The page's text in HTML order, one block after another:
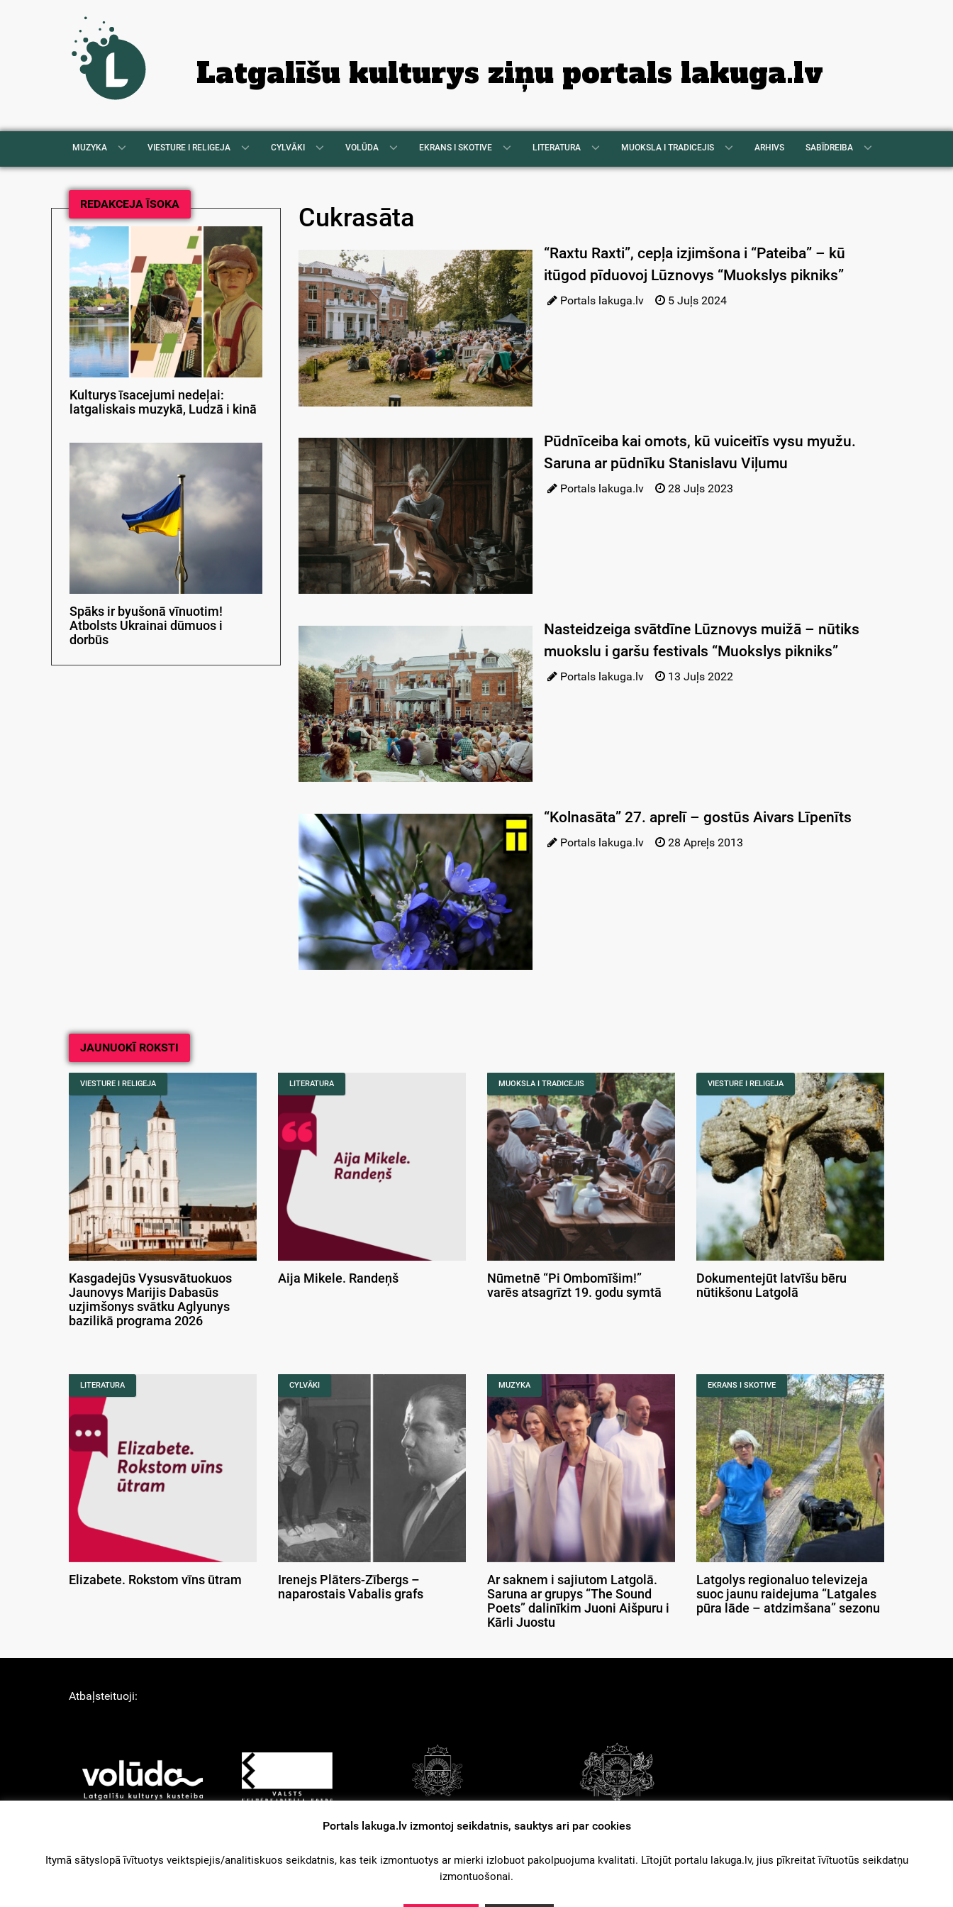
Latgalīšu kulturys ziņu portals lakuga.lv
MUZYKA VIESTURE I RELIGEJA CYLVĀKI VOLŪDA EKRANS I SKOTIVE LITERATURA MUOKSLA I TRADICEJIS ARHIVS SABĪDREIBA
REDAKCEJA ĪSOKA
Kulturys īsacejumi nedeļai:
latgaliskais muzykā, Ludzā i kinā
Spāks ir byušonā vīnuotim!
Atbolsts Ukrainai dūmuos i
dorbūs
Cukrasāta
“Raxtu Raxti”, cepļa izjimšona i “Pateiba” – kū
itūgod pīduovoj Lūznovys “Muokslys pikniks”
Portals lakuga.lv 5 Juļs 2024
Pūdnīceiba kai omots, kū vuiceitīs vysu myužu.
Saruna ar pūdnīku Stanislavu Viļumu
Portals lakuga.lv 28 Juļs 2023
Nasteidzeiga svātdīne Lūznovys muižā – nūtiks
muokslu i garšu festivals “Muokslys pikniks”
Portals lakuga.lv 13 Juļs 2022
“Kolnasāta” 27. aprelī – gostūs Aivars Līpenīts
Portals lakuga.lv 28 Apreļs 2013
JAUNUOKĪ ROKSTI
VIESTURE I RELIGEJA
Kasgadejūs Vysusvātuokuos
Jaunovys Marijis Dabasūs
uzjimšonys svātku Aglyunys
bazilikā programa 2026
LITERATURA
Aija Mikele. Randeņš
MUOKSLA I TRADICEJIS
Nūmetnē “Pi Ombomīšim!”
varēs atsagrīzt 19. godu symtā
VIESTURE I RELIGEJA
Dokumentejūt latvīšu bēru
nūtikšonu Latgolā
LITERATURA
Elizabete. Rokstom vīns ūtram
CYLVĀKI
Irenejs Plāters-Zībergs –
naparostais Vabalis grafs
MUZYKA
Ar saknem i sajiutom Latgolā.
Saruna ar grupys “The Sound
Poets” dalinīkim Juoni Aišpuru i
Kārli Juostu
EKRANS I SKOTIVE
Latgolys regionaluo televizeja
suoc jaunu raidejuma “Latgales
pūra lāde – atdzimšana” sezonu
Atbaļsteituoji:
paleidzeibu
iz augšu
Portals lakuga.lv izmontoj seikdatnis, sauktys ari par cookies
Itymā sātyslopā īvītuotys veiktspiejis/analitiskuos seikdatnis, kas teik izmontuotys ar mierki izlobuot pakolpuojuma kvalitati. Lītojūt portalu lakuga.lv, jius pīkreitat īvītuotūs seikdatņu
izmontuošonai.